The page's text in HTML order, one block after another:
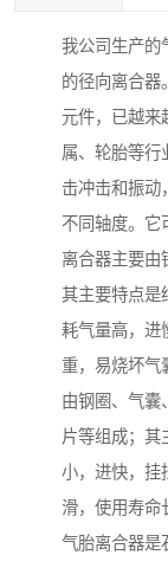
我公司生产的
的径向离合器
元件，已越来
属、轮胎等行
击冲击和振动
不同轴度。它
离合器主要由
其主要特点是
耗气量高，进
重，易烧坏气
由钢圈、气囊
片等组成；其
小，进快，挂
滑，使用寿命
气胎离合器是